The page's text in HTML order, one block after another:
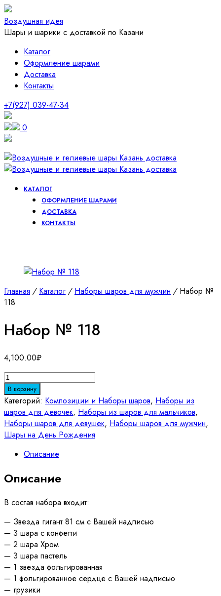
Воздушная идея
Шары и шарики с доставкой по Казани
Каталог
Оформление шарами
Доставка
Контакты
+7(927) 039-47-34
0
КАТАЛОГ
ОФОРМЛЕНИЕ ШАРАМИ
ДОСТАВКА
КОНТАКТЫ
Главная / Каталог / Наборы шаров для мужчин /Набор №
118
Набор № 118
4,100.00₽
Количество
товара
Набор
№
118
В корзину
Категорий: Композиции и Наборы шаров, Наборы из
шаров для девочек, Наборы из шаров для мальчиков,
Наборы шаров для девушек, Наборы шаров для мужчин,
Шары на День Рождения
Описание
Описание
В состав набора входит:
— Звезда гигант 81 см с Вашей надписью
— 3 шара с конфетти
— 2 шара Хром
— 3 шара пастель
— 1 звезда фольгированная
— 1 фольгированное сердце с Вашей надписью
— грузики